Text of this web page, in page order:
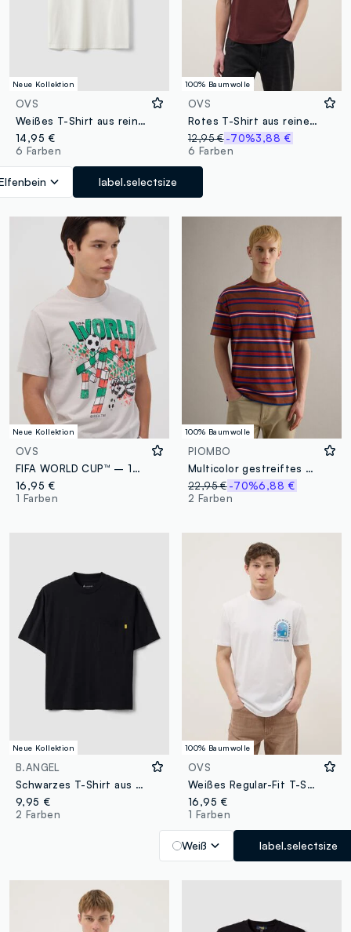
Neue Kollektion
OVS
Weißes T-Shirt aus reiner Baumwolle mit Rundhalsausschnitt, Relaxed Fit
14,95 €
6 Farben
label.selectsize
100% Baumwolle
OVS
Rotes T-Shirt aus reiner Baumwolle im Regular Fit
12,95 € -70%3,88 €
6 Farben
Neue Kollektion
OVS
FIFA WORLD CUP™ – 1990
16,95 €
1 Farben
100% Baumwolle
PIOMBO
Multicolor gestreiftes T-Shirt aus reiner Baumwolle mit lockerem Schnitt
22,95 € -70%6,88 €
2 Farben
Neue Kollektion
B.ANGEL
Schwarzes T-Shirt aus reiner Baumwolle mit Rundhalsausschnitt und Brusttasche, Boxy Fit
9,95 €
2 Farben
100% Baumwolle
OVS
Weißes Regular-Fit T-Shirt aus reiner Baumwolle mit kurzen Ärmeln
16,95 €
1 Farben
Weiß label.selectsize